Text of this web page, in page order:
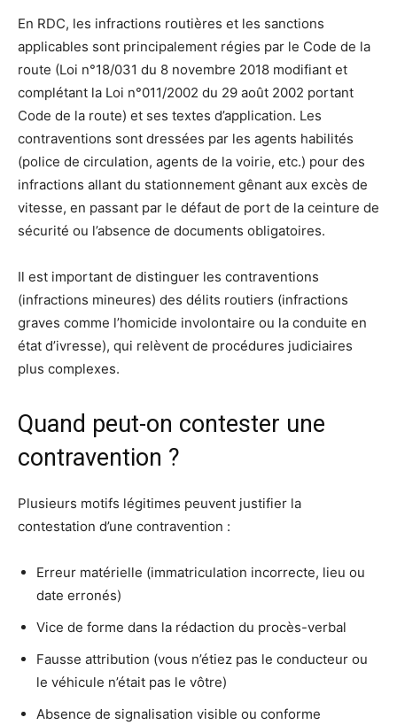
En RDC, les infractions routières et les sanctions
applicables sont principalement régies par le Code de la
route (Loi n°18/031 du 8 novembre 2018 modifiant et
complétant la Loi n°011/2002 du 29 août 2002 portant
Code de la route) et ses textes d’application. Les
contraventions sont dressées par les agents habilités
(police de circulation, agents de la voirie, etc.) pour des
infractions allant du stationnement gênant aux excès de
vitesse, en passant par le défaut de port de la ceinture de
sécurité ou l’absence de documents obligatoires.
Il est important de distinguer les contraventions
(infractions mineures) des délits routiers (infractions
graves comme l’homicide involontaire ou la conduite en
état d’ivresse), qui relèvent de procédures judiciaires
plus complexes.
Quand peut-on contester une
contravention ?
Plusieurs motifs légitimes peuvent justifier la
contestation d’une contravention :
Erreur matérielle (immatriculation incorrecte, lieu ou
date erronés)
Vice de forme dans la rédaction du procès-verbal
Fausse attribution (vous n’étiez pas le conducteur ou
le véhicule n’était pas le vôtre)
Absence de signalisation visible ou conforme